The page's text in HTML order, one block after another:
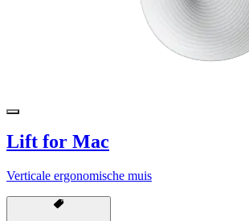
Lift for Mac
Verticale ergonomische muis